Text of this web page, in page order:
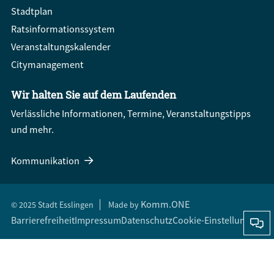
Stadtplan
Ratsinformationssystem
Veranstaltungskalender
Citymanagement
Wir halten Sie auf dem Laufenden
Verlässliche Informationen, Termine, Veranstaltungstipps
und mehr.
Kommunikation
© 2025 Stadt Esslingen Made by Komm.ONE
BarrierefreiheitImpressumDatenschutzCookie-Einstellungen